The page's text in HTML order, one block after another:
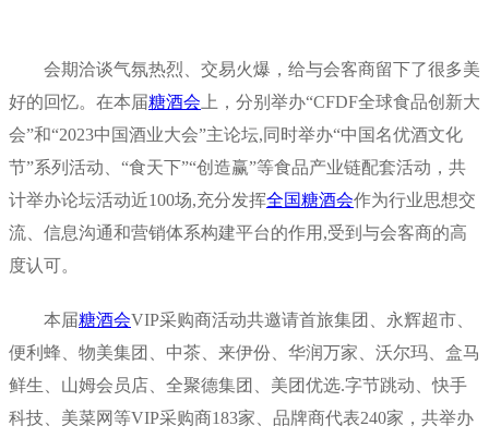
会期洽谈气氛热烈、交易火爆，给与会客商留下了很多美
好的回忆。在本届糖酒会 上，分别举办“CFDF全球食品创新大
会”和“2023中国酒业大会”主论坛,同时举办“中国名优酒文化
节”系列活动、“食天下”“创造赢”等食品产业链配套活动，共
计举办论坛活动近100场,充分发挥全国糖酒会作为行业思想交
流、信息沟通和营销体系构建平台的作用,受到与会客商的高
度认可。
本届糖酒会VIP采购商活动共邀请首旅集团、永辉超市、
便利蜂、物美集团、中茶、来伊份、华润万家、沃尔玛、盒马
鲜生、山姆会员店、全聚德集团、美团优选.字节跳动、快手
科技、美菜网等VIP采购商183家、品牌商代表240家，共举办